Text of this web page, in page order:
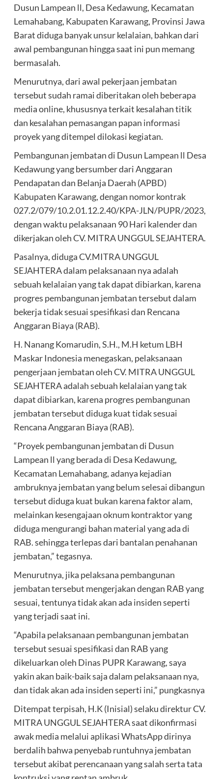
Dusun Lampean ll, Desa Kedawung, Kecamatan
Lemahabang, Kabupaten Karawang, Provinsi Jawa
Barat diduga banyak unsur kelalaian, bahkan dari
awal pembangunan hingga saat ini pun memang
bermasalah.
Menurutnya, dari awal pekerjaan jembatan
tersebut sudah ramai diberitakan oleh beberapa
media online, khususnya terkait kesalahan titik
dan kesalahan pemasangan papan informasi
proyek yang ditempel dilokasi kegiatan.
Pembangunan jembatan di Dusun Lampean ll Desa
Kedawung yang bersumber dari Anggaran
Pendapatan dan Belanja Daerah (APBD)
Kabupaten Karawang, dengan nomor kontrak
027.2/079/10.2.01.12.2.40/KPA-JLN/PUPR/2023,
dengan waktu pelaksanaan 90 Hari kalender dan
dikerjakan oleh CV. MITRA UNGGUL SEJAHTERA.
Pasalnya, diduga CV.MITRA UNGGUL
SEJAHTERA dalam pelaksanaan nya adalah
sebuah kelalaian yang tak dapat dibiarkan, karena
progres pembangunan jembatan tersebut dalam
bekerja tidak sesuai spesifikasi dan Rencana
Anggaran Biaya (RAB).
H. Nanang Komarudin, S.H., M.H ketum LBH
Maskar Indonesia menegaskan, pelaksanaan
pengerjaan jembatan oleh CV. MITRA UNGGUL
SEJAHTERA adalah sebuah kelalaian yang tak
dapat dibiarkan, karena progres pembangunan
jembatan tersebut diduga kuat tidak sesuai
Rencana Anggaran Biaya (RAB).
“Proyek pembangunan jembatan di Dusun
Lampean ll yang berada di Desa Kedawung,
Kecamatan Lemahabang, adanya kejadian
ambruknya jembatan yang belum selesai dibangun
tersebut diduga kuat bukan karena faktor alam,
melainkan kesengajaan oknum kontraktor yang
diduga mengurangi bahan material yang ada di
RAB. sehingga terlepas dari bantalan penahanan
jembatan,” tegasnya.
Menurutnya, jika pelaksana pembangunan
jembatan tersebut mengerjakan dengan RAB yang
sesuai, tentunya tidak akan ada insiden seperti
yang terjadi saat ini.
“Apabila pelaksanaan pembangunan jembatan
tersebut sesuai spesifikasi dan RAB yang
dikeluarkan oleh Dinas PUPR Karawang, saya
yakin akan baik-baik saja dalam pelaksanaan nya,
dan tidak akan ada insiden seperti ini,” pungkasnya
Ditempat terpisah, H.K (Inisial) selaku direktur CV.
MITRA UNGGUL SEJAHTERA saat dikonfirmasi
awak media melalui aplikasi WhatsApp dirinya
berdalih bahwa penyebab runtuhnya jembatan
tersebut akibat perencanaan yang salah serta tata